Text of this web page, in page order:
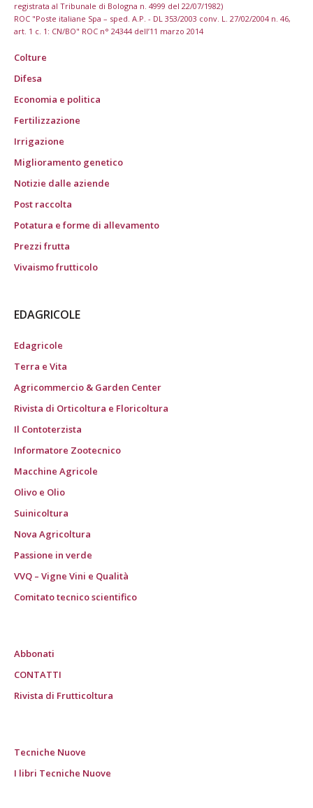
registrata al Tribunale di Bologna n. 4999 del 22/07/1982)
ROC "Poste italiane Spa – sped. A.P. - DL 353/2003 conv. L. 27/02/2004 n. 46,
art. 1 c. 1: CN/BO" ROC n° 24344 dell’11 marzo 2014
Colture
Difesa
Economia e politica
Fertilizzazione
Irrigazione
Miglioramento genetico
Notizie dalle aziende
Post raccolta
Potatura e forme di allevamento
Prezzi frutta
Vivaismo frutticolo
EDAGRICOLE
Edagricole
Terra e Vita
Agricommercio & Garden Center
Rivista di Orticoltura e Floricoltura
Il Contoterzista
Informatore Zootecnico
Macchine Agricole
Olivo e Olio
Suinicoltura
Nova Agricoltura
Passione in verde
VVQ – Vigne Vini e Qualità
Comitato tecnico scientifico
Abbonati
CONTATTI
Rivista di Frutticoltura
Tecniche Nuove
I libri Tecniche Nuove